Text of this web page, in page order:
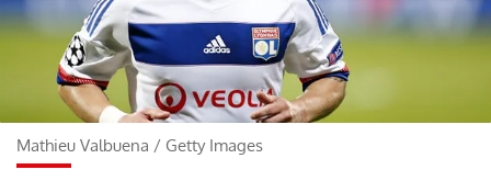
Mathieu Valbuena / Getty Images